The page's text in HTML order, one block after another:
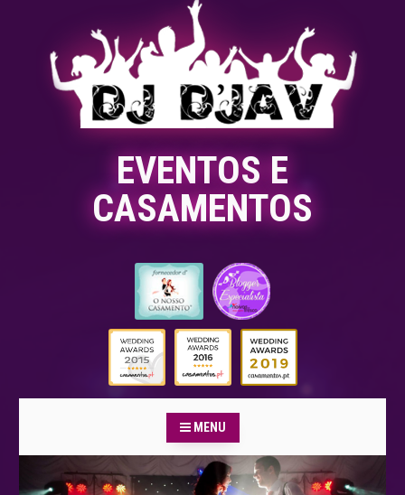
EVENTOS E
CASAMENTOS
MENU